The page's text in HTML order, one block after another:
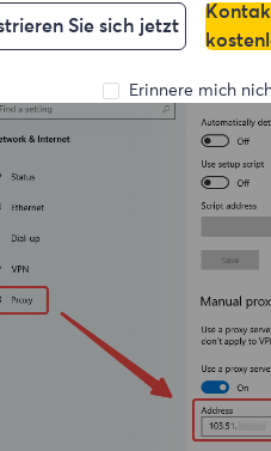
Sie sich jetzt
Erinnere mich